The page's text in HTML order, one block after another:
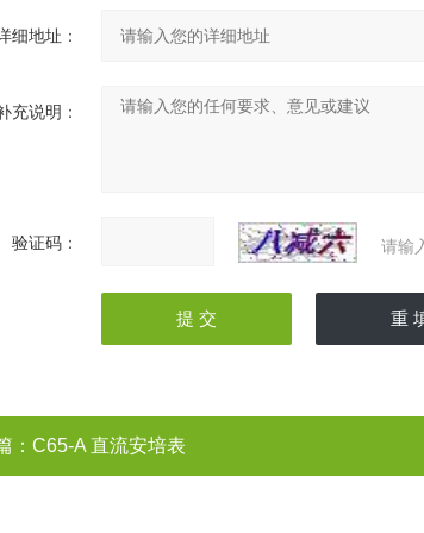
细地址：
充说明：
验证码： 请输
： C65-A 直流安培表